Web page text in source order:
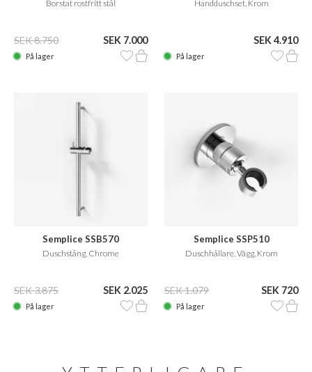
Borstat rostfritt stål
SEK 8.750 SEK 7.000
På lager
Handduschset, Krom
SEK 4.910
På lager
Semplice SSB570
Duschstång, Chrome
SEK 3.875 SEK 2.025
På lager
Semplice SSP510
Duschhållare, Vägg, Krom
SEK 1.079 SEK 720
På lager